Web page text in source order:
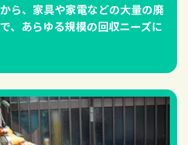
ら、家具や家電などの大量の廃
、あらゆる規模の回収ニーズに